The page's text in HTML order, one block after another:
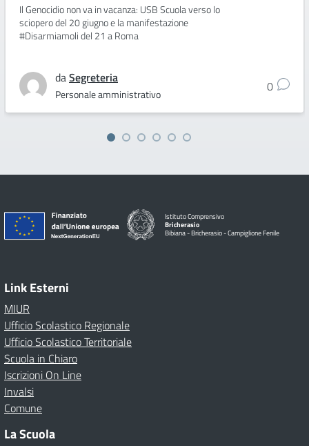
Il Genocidio non va in vacanza: USB Scuola verso lo
sciopero del 20 giugno e la manifestazione
#Disarmiamoli del 21 a Roma
daSegreteria
Personale amministrativo 0
Istituto Comprensivo
Bricherasio
Bibiana - Bricherasio - Campiglione Fenile
Link Esterni
MIUR
Ufficio Scolastico Regionale
Ufficio Scolastico Territoriale
Scuola in Chiaro
Iscrizioni On Line
Invalsi
Comune
La Scuola